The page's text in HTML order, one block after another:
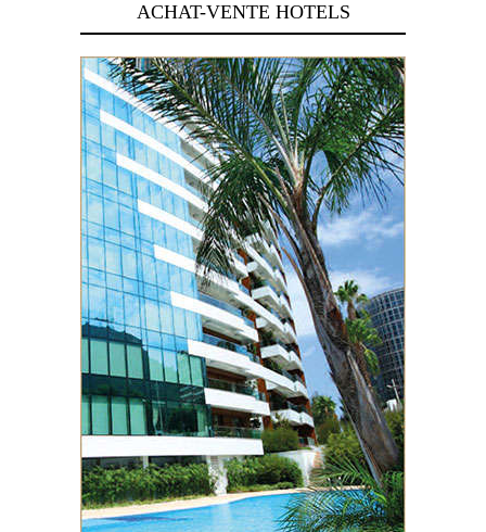
ACHAT-VENTE HOTELS